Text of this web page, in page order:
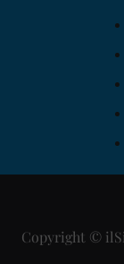
Copyright ©